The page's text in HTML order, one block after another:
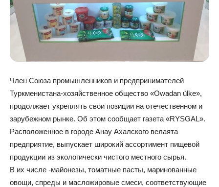
Член Союза промышленников и предпринимателей
Туркменистана-хозяйственное общество «Owadan ülke»,
продолжает укреплять свои позиции на отечественном и
зарубежном рынке. Об этом сообщает газета «RYSGAL».
Расположенное в городе Анау Ахалского велаята
предприятие, выпускает широкий ассортимент пищевой
продукции из экологически чистого местного сырья.
В их числе -майонезы, томатные пасты, маринованные
овощи, спреды и масложировые смеси, соответствующие